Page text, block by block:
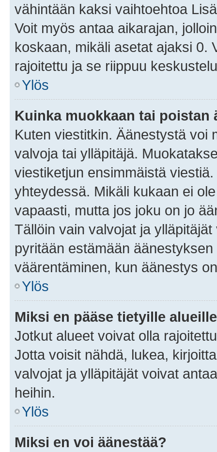
vähintään kaksi vaihtoehtoa
Voit myös antaa aikarajan,
koskaan, mikäli asetat ajaksi 0.
rajoitettu ja se riippuu
Ylös
Kuinka muokkaan tai poistan
Kuten viestitkin. Äänestystä voi
valvoja tai ylläpitäjä.
viestiketjun ensimmäistä
yhteydessä. Mikäli kukaan ei
vapaasti, mutta jos joku on jo
Tällöin vain valvojat ja
pyritään estämään
väärentäminen, kun äänestys
Ylös
Miksi en pääse tietyille
Jotkut alueet voivat olla
Jotta voisit nähdä, lukea,
valvojat ja ylläpitäjät voivat
heihin.
Ylös
Miksi en voi äänestää?